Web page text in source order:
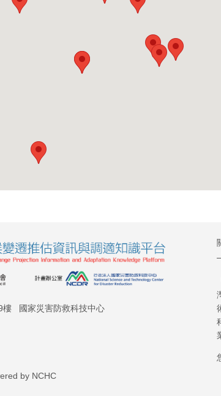
樓 國家災害防救科技中心
by NCHC